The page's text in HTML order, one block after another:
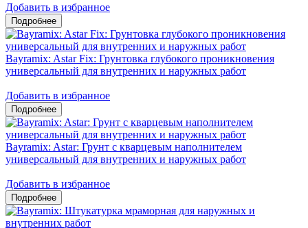
Добавить в избранное
Bayramix: Astar Fix: Грунтовка глубокого проникновения
универсальный для внутренних и наружных работ
Добавить в избранное
Bayramix: Astar: Грунт с кварцевым наполнителем
универсальный для внутренних и наружных работ
Добавить в избранное